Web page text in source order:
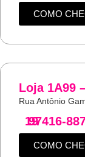
COMO
Loja 1A99
Rua Antônio
19
97416-
COMO